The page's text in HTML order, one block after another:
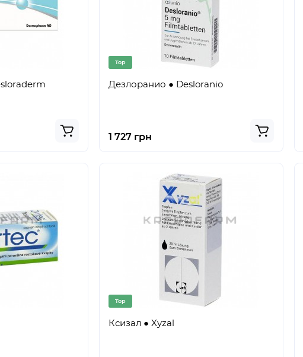
Top
Дезлоранио ● Desloranio
1 727 грн
Top
Ксизал ● Xyzal